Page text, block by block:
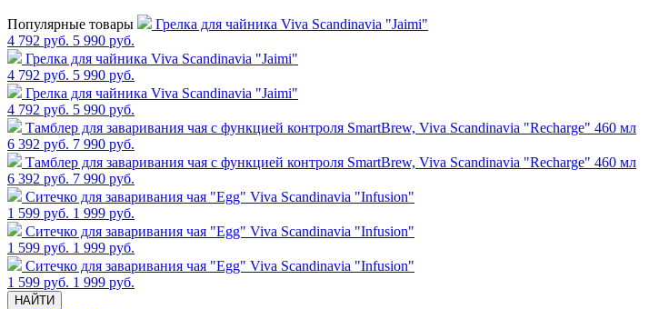
Популярные товары
Грелка для чайника Viva Scandinavia "Jaimi"
4 792 руб. 5 990 руб.
Грелка для чайника Viva Scandinavia "Jaimi"
4 792 руб. 5 990 руб.
Грелка для чайника Viva Scandinavia "Jaimi"
4 792 руб. 5 990 руб.
Тамблер для заваривания чая с функцией контроля SmartBrew, Viva Scandinavia "Recharge" 460 мл
6 392 руб. 7 990 руб.
Тамблер для заваривания чая с функцией контроля SmartBrew, Viva Scandinavia "Recharge" 460 мл
6 392 руб. 7 990 руб.
Cитечко для заваривания чая "Egg" Viva Scandinavia "Infusion"
1 599 руб. 1 999 руб.
Cитечко для заваривания чая "Egg" Viva Scandinavia "Infusion"
1 599 руб. 1 999 руб.
Cитечко для заваривания чая "Egg" Viva Scandinavia "Infusion"
1 599 руб. 1 999 руб.
НАЙТИ